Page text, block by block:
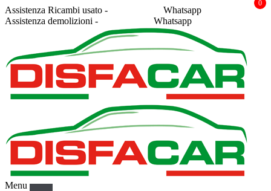
Assistenza Ricambi usato -
Whatsapp
Assistenza demolizioni -
Whatsapp
Menu
0